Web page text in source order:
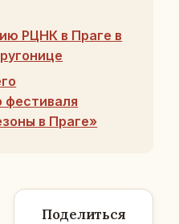
РЦНК в Праге в
в Праге»
Поделиться